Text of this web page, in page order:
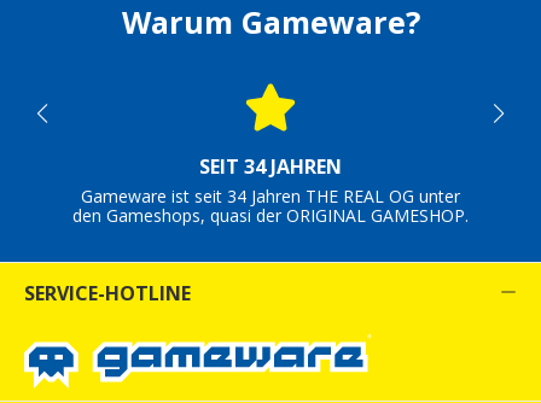
Warum Gameware?
SEIT 34 JAHREN
Gameware ist seit 34 Jahren THE REAL OG unter
den Gameshops, quasi der ORIGINAL GAMESHOP.
SERVICE-HOTLINE